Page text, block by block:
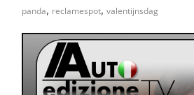
panda, reclamespot, valentijnsdag